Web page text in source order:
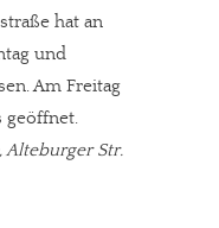
schätzen,
unterstützen.
hat an
und
Am Freitag
geöffnet.
Alteburger Str.